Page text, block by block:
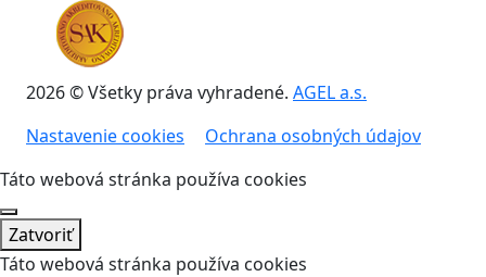
2026 © Všetky práva vyhradené. AGEL a.s.
Nastavenie cookies
Ochrana osobných údajov
Táto webová stránka používa cookies
Zatvoriť
Táto webová stránka používa cookies